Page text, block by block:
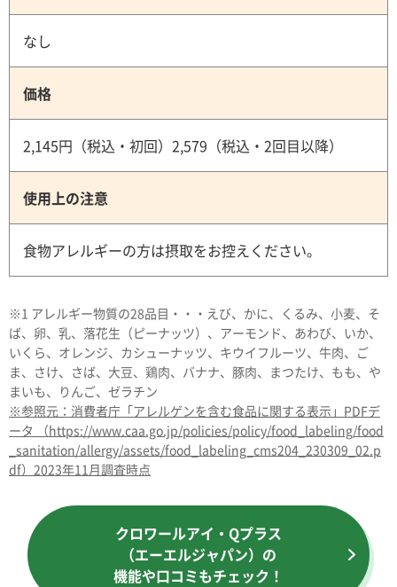
なし
価格
2,145円（税込・初回）2,579（税込・2回目以降）
使用上の注意
食物アレルギーの方は摂取をお控えください。
※1 アレルギー物質の28品目・・・えび、かに、くるみ、小麦、そ
ば、卵、乳、落花生（ピーナッツ）、アーモンド、あわび、いか、
いくら、オレンジ、カシューナッツ、キウイフルーツ、牛肉、ご
ま、さけ、さば、大豆、鶏肉、バナナ、豚肉、まつたけ、もも、や
まいも、りんご、ゼラチン
※参照元：消費者庁「アレルゲンを含む食品に関する表示」PDFデ
ータ （https://www.caa.go.jp/policies/policy/food_labeling/food
_sanitation/allergy/assets/food_labeling_cms204_230309_02.p
df）2023年11月調査時点
クロワールアイ・Qプラス
（エーエルジャパン）の
機能や口コミもチェック！